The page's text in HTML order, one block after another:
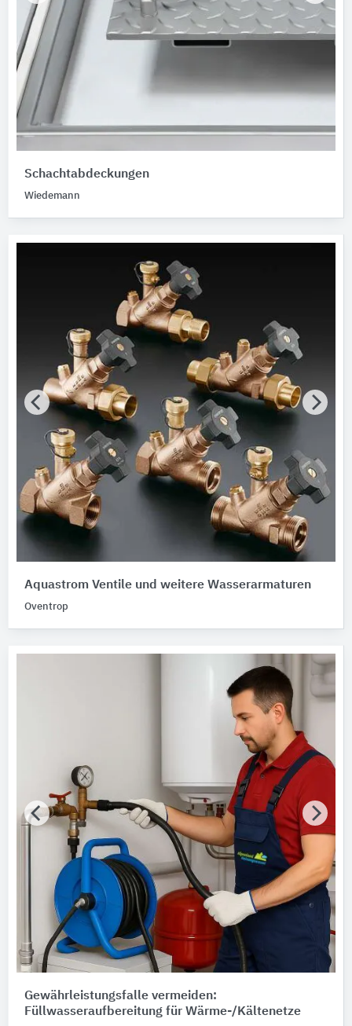
Schachtabdeckungen
Wiedemann
Aquastrom Ventile und weitere Wasserarmaturen
Oventrop
Gewährleistungsfalle vermeiden:
Füllwasseraufbereitung für Wärme-/Kältenetze